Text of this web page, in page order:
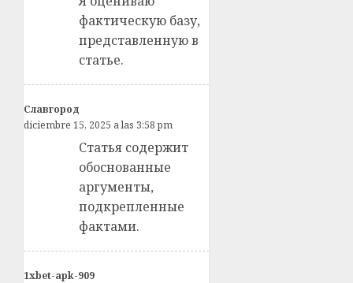
фактическую базу,
представленную в
статье.
Славгород
diciembre 15, 2025 a las 3:58 pm
Статья содержит
обоснованные
аргументы,
подкрепленные
фактами.
1xbet-apk-909